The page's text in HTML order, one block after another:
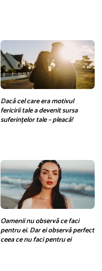
Dacă cel care era motivul
fericirii tale a devenit sursa
suferințelor tale – pleacă!
Oamenii nu observă ce faci
pentru ei. Dar ei observă perfect
ceea ce nu faci pentru ei